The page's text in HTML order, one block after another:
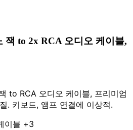
잭 to 2x RCA 오디오 케이블,
to RCA 오디오 케이블, 프리미엄
. 키보드, 앰프 연결에 이상적.
이블 +3